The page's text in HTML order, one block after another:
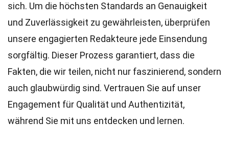
sich. Um die höchsten Standards an Genauigkeit
und Zuverlässigkeit zu gewährleisten, überprüfen
unsere engagierten Redakteure jede Einsendung
sorgfältig. Dieser Prozess garantiert, dass die
Fakten, die wir teilen, nicht nur faszinierend, sondern
auch glaubwürdig sind. Vertrauen Sie auf unser
Engagement für Qualität und Authentizität,
während Sie mit uns entdecken und lernen.